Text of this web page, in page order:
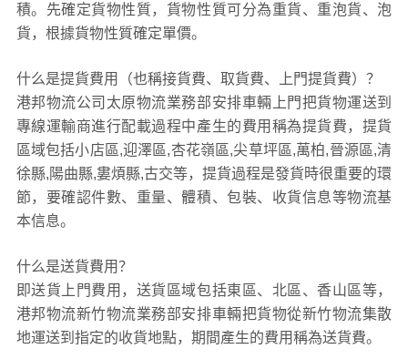
積。先確定貨物性質，貨物性質可分為重貨、重泡貨、泡
貨，根據貨物性質確定單價。
什么是提貨費用（也稱接貨費、取貨費、上門提貨費）？
港邦物流公司太原物流業務部安排車輛上門把貨物運送到
專線運輸商進行配載過程中產生的費用稱為提貨費，提貨
區域包括小店區,迎澤區,杏花嶺區,尖草坪區,萬柏,晉源區,清
徐縣,陽曲縣,婁煩縣,古交等，提貨過程是發貨時很重要的環
節，要確認件數、重量、體積、包裝、收貨信息等物流基
本信息。
什么是送貨費用？
即送貨上門費用，送貨區域包括東區、北區、香山區等，
港邦物流新竹物流業務部安排車輛把貨物從新竹物流集散
地運送到指定的收貨地點，期間產生的費用稱為送貨費。